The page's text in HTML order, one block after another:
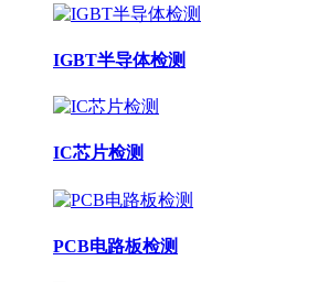
IGBT半导体检测
IC芯片检测
PCB电路板检测